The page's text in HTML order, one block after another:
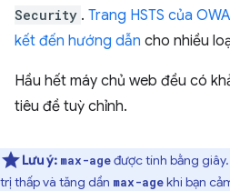
Security . Trang HSTS của
kết đến hướng dẫn cho nhiều
Hầu hết máy chủ web đều có
tiêu đề tuỳ chỉnh.
Lưu ý: max-ageđược tính bằng
trị thấp và tăng dần max-agekhi bạn